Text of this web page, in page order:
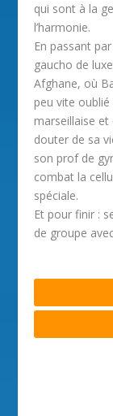
qui sont à la
l’harmonie.
En passant
gaucho de
Afghane, où
peu vite
marseillaise et
douter de sa
son prof de
combat la
spéciale.
Et pour finir :
de groupe